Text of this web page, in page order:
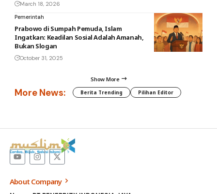
March 18, 2026
Pemerintah
Prabowo di Sumpah Pemuda, Islam
Ingatkan: Keadilan Sosial Adalah Amanah,
Bukan Slogan
October 31, 2025
Show More
More News: Berita Trending Pilihan Editor
About Company